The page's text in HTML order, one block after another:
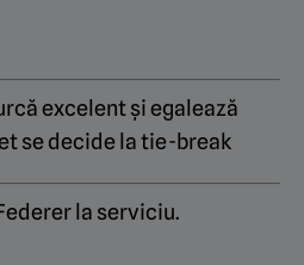
excelent și egalează
se decide la tie-break
la serviciu.